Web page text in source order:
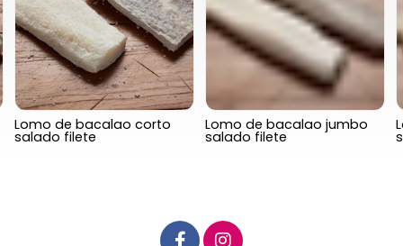
Lomo de bacalao corto
salado filete
Lomo de bacalao jumbo
salado filete